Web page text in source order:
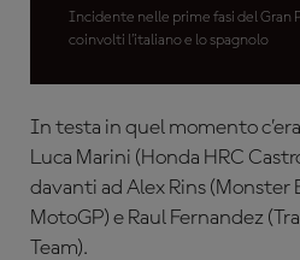
Incidente nelle prime fasi del Gran
coinvolti l’italiano e lo spagnolo
In testa in quel momento
Luca Marini (Honda HRC
davanti ad Alex Rins (Monster
MotoGP) e Raul Fernandez
Team).